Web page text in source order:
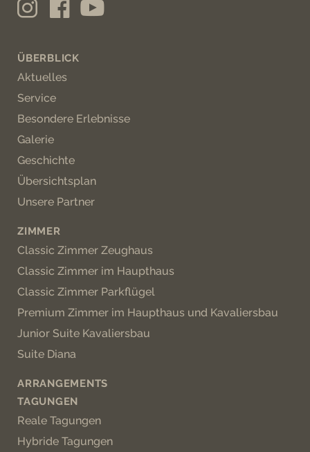
ÜBERBLICK
Aktuelles
Service
Besondere Erlebnisse
Galerie
Geschichte
Übersichtsplan
Unsere Partner
ZIMMER
Classic Zimmer Zeughaus
Classic Zimmer im Haupthaus
Classic Zimmer Parkflügel
Premium Zimmer im Haupthaus und Kavaliersbau
Junior Suite Kavaliersbau
Suite Diana
ARRANGEMENTS
TAGUNGEN
Reale Tagungen
Hybride Tagungen